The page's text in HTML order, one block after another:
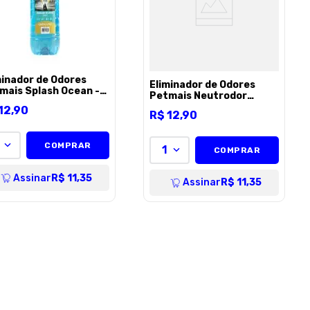
de Odores
Splash Ocean -
,90
COMPRAR
Assinar R$ 11,35
Eliminador de Odores
Petmais Neutrodor
R$ 12,90
1 COMPRAR
Assinar R$ 11,35